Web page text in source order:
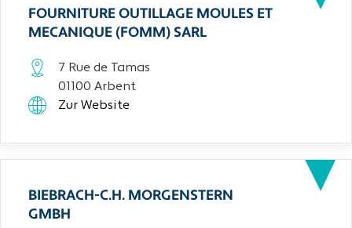
FOURNITURE OUTILLAGE MOULES ET
MECANIQUE (FOMM) SARL
7 Rue de Tamas
01100 Arbent
Zur Website
BIEBRACH-C.H. MORGENSTERN
GMBH